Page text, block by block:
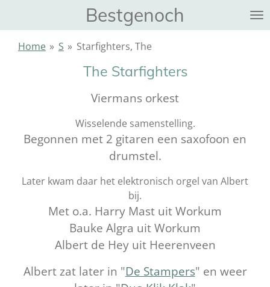
naar
Bestgenoch
Home » S » Starfighters, The
The Starfighters
Viermans orkest
Wisselende samenstelling.
Begonnen met 2 gitaren een saxofoon en
drumstel.
Later kwam daar het elektronisch orgel van Albert
bij.
Met o.a. Harry Mast uit Workum
Bauke Algra uit Workum
Albert de Hey uit Heerenveen
Albert zat later in "De Stampers" en weer